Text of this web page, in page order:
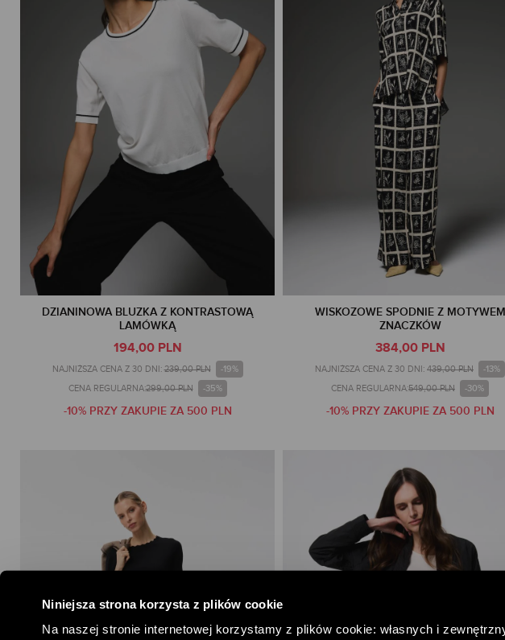
Niniejsza strona korzysta z plików cookie
Na naszej stronie internetowej korzystamy z plików cookie: własnych i
DZIANINOWA BLUZKA Z KONTRASTOWĄ
LAMÓWKĄ
194,00 PLN
NAJNIŻSZA CENA Z 30 DNI: 239,00 PLN -19%
CENA REGULARNA:299,00 PLN -35%
-10% PRZY ZAKUPIE ZA 500 PLN
WISKOZOWE SPODNIE Z MOTYWEM
ZNACZKÓW
384,00 PLN
NAJNIŻSZA CENA Z 30 DNI: 439,00 PLN -13%
CENA REGULARNA:549,00 PLN -30%
-10% PRZY ZAKUPIE ZA 500 PLN